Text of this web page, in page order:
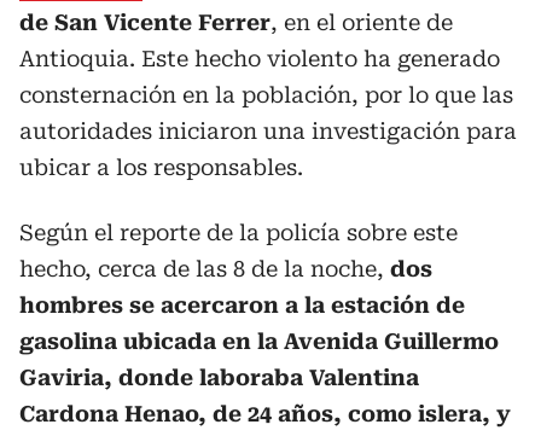
de San Vicente Ferrer, en el oriente de
Antioquia. Este hecho violento ha generado
consternación en la población, por lo que las
autoridades iniciaron una investigación para
ubicar a los responsables.
Según el reporte de la policía sobre este
hecho, cerca de las 8 de la noche, dos
hombres se acercaron a la estación de
gasolina ubicada en la Avenida Guillermo
Gaviria, donde laboraba Valentina
Cardona Henao, de 24 años, como islera, y